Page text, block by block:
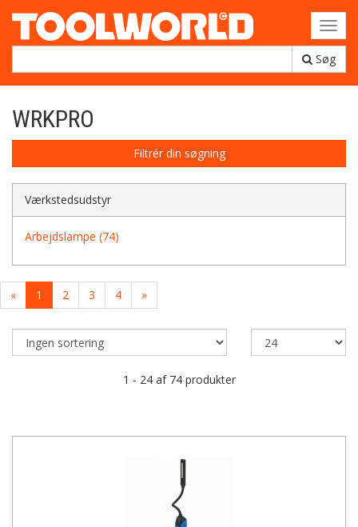
Søg
WRKPRO
Filtrér din søgning
Værkstedsudstyr
Arbejdslampe (74)
« 1 2 3 4 »
1 - 24 af 74 produkter